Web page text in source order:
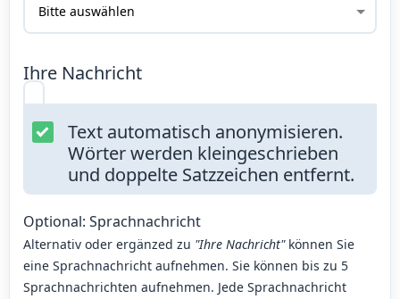
Ihre Nachricht
Text automatisch anonymisieren.
Wörter werden kleingeschrieben
und doppelte Satzzeichen entfernt.
Optional: Sprachnachricht
Alternativ oder ergänzed zu "Ihre Nachricht"können Sie
eine Sprachnachricht aufnehmen. Sie können bis zu 5
Sprachnachrichten aufnehmen. Jede Sprachnachricht